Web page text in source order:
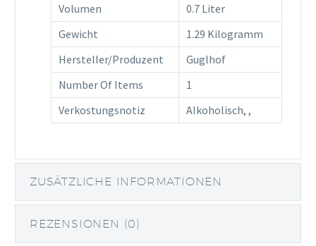
Volumen
0.7 Liter
Gewicht
1.29 Kilogramm
Hersteller/Produzent
Guglhof
Number Of Items
1
Verkostungsnotiz
Alkoholisch, ,
ZUSÄTZLICHE INFORMATIONEN
REZENSIONEN (0)